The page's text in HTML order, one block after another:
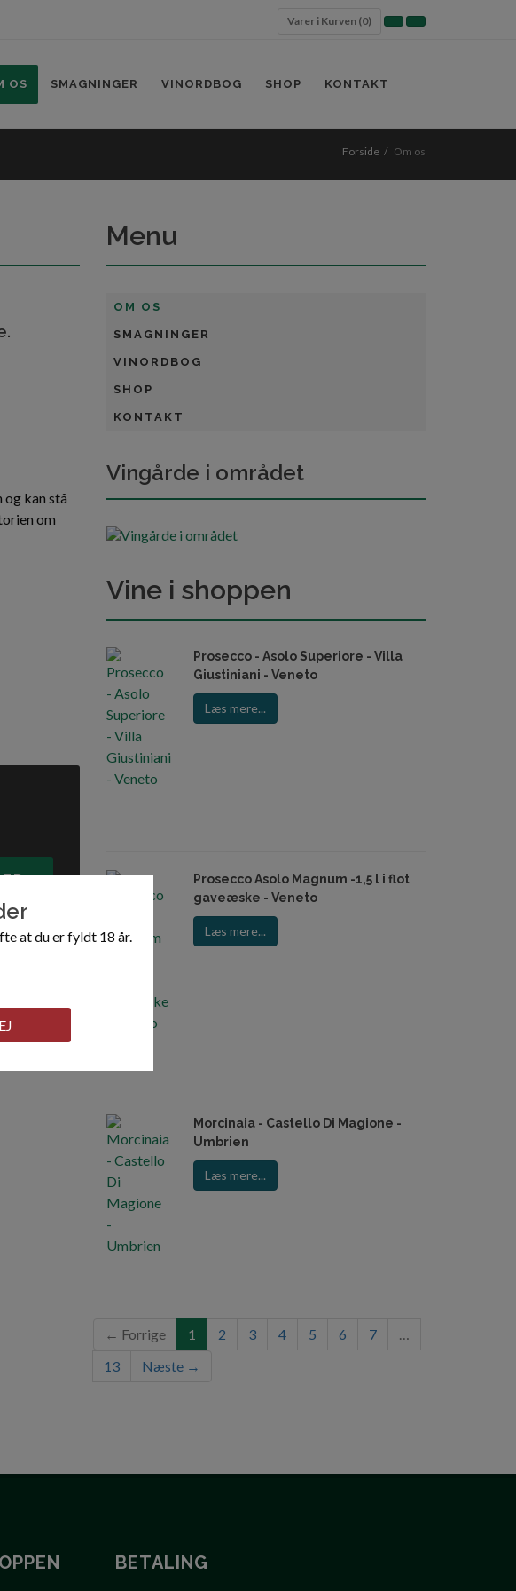
Varer i Kurven (0)
OS SMAGNINGER VINORDBOG SHOP KONTAKT
Forside Om os
kan stå
om
Menu
OM OS
SMAGNINGER
VINORDBOG
SHOP
KONTAKT
Vingårde i området
Vine i shoppen
Prosecco - Asolo Superiore - Villa
Giustiniani - Veneto
Læs mere...
Prosecco Asolo Magnum -1,5 l i flot
gaveæske - Veneto
Læs mere...
Morcinaia - Castello Di Magione -
Umbrien
Læs mere...
← Forrige 1 (nuværende)
2 3 4 5 6 7
…
13
Næste →
BETALING
at du er fyldt 18 år.